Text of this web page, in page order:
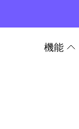
機能